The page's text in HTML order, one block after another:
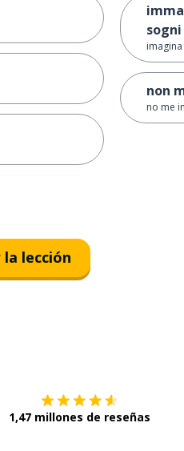
sogni
non
no me
la lección
1,47 millones de reseñas